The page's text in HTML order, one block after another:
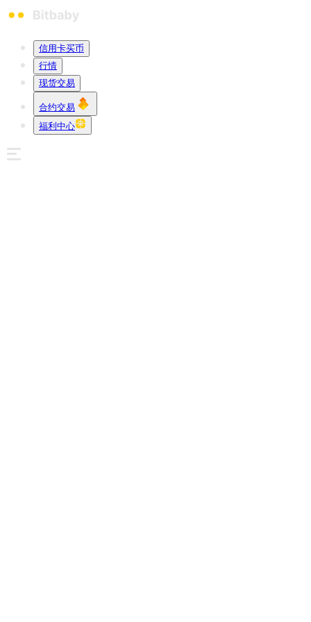
信用卡买币
行情
现货交易
合约交易
福利中心